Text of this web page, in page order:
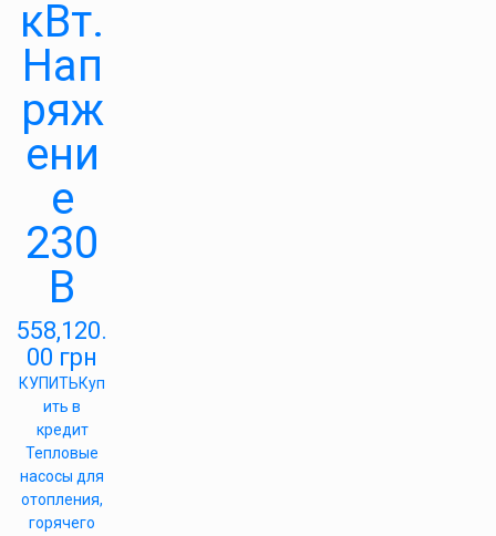
кВт.
Нап
ряж
ени
е
230
В
558,120.
00 грн
КУПИТЬКуп
ить в
кредит
Тепловые
насосы для
отопления,
горячего